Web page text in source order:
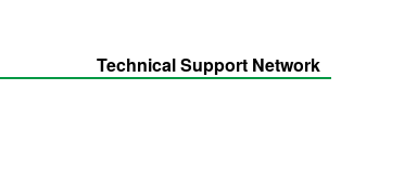
Technical Support Network